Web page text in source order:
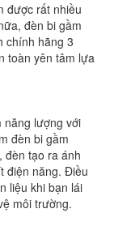
được rất nhiều
đèn bi gầm
chính hãng 3
toàn yên tâm lựa
năng lượng với
đèn bi gầm
đèn tạo ra ánh
điện năng. Điều
liệu khi bạn lái
môi trường.